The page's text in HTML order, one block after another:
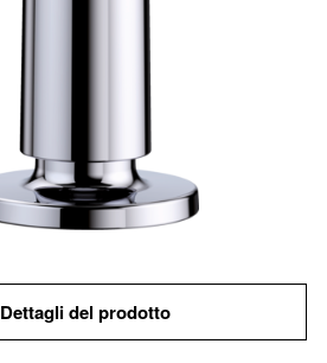
Dettagli del prodotto